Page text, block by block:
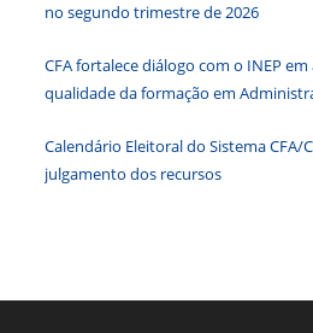
no segundo trimestre de 2026
CFA fortalece diálogo com o INEP
qualidade da formação em
Calendário Eleitoral do Sistema CFA/
julgamento dos recursos